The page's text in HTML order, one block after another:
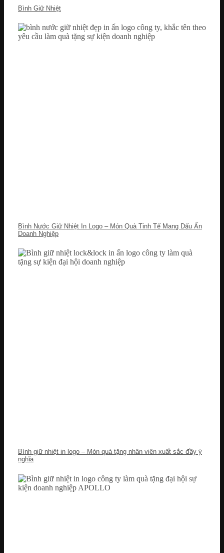
Bình Giữ Nhiệt
Bình Nước Giữ Nhiệt In Logo – Món Quà Tinh Tế Mang Dấu Ấn
Doanh Nghiệp
Bình giữ nhiệt in logo – Món quà tặng nhân viên xuất sắc đầy ý
nghĩa